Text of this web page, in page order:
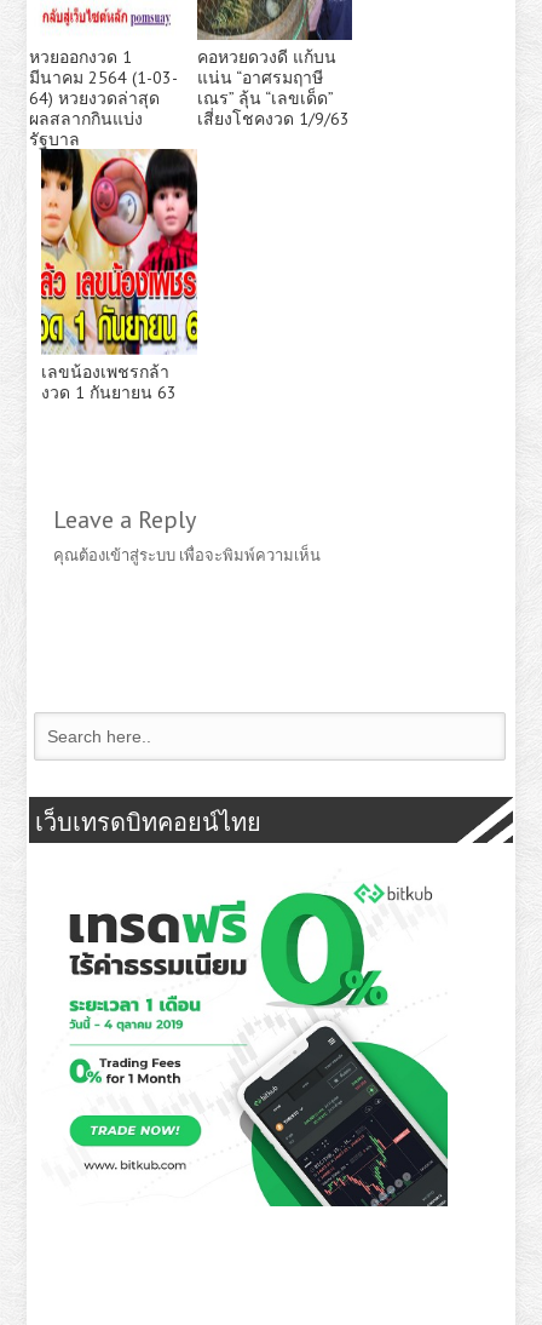
หวยออกงวด 1
มีนาคม 2564 (1-03-
64) หวยงวดล่าสุด
ผลสลากกินแบ่ง
รัฐบาล
คอหวยดวงดี แก้บน
แน่น “อาศรมฤาษี
เณร” ลุ้น “เลขเด็ด”
เสี่ยงโชคงวด 1/9/63
เลขน้องเพชรกล้า
งวด 1 กันยายน 63
Leave a Reply
คุณต้องเข้าสู่ระบบ เพื่อจะพิมพ์ความเห็น
เว็บเทรดบิทคอยน์ไทย